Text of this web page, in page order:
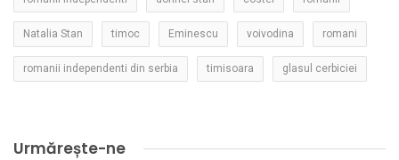
Natalia Stan timoc Eminescu voivodina romani
romanii independenti din serbia timisoara glasul cerbiciei
Urmărește-ne